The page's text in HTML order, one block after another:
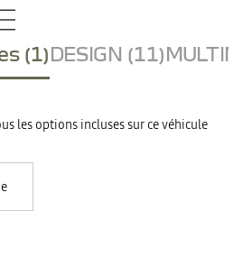
(1)DESIGN (11)
les options incluses sur ce véhicule